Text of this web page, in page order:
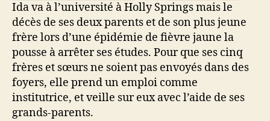
Ida va à l’université à Holly Springs mais le
décès de ses deux parents et de son plus jeune
frère lors d’une épidémie de fièvre jaune la
pousse à arrêter ses études. Pour que ses cinq
frères et sœurs ne soient pas envoyés dans des
foyers, elle prend un emploi comme
institutrice, et veille sur eux avec l’aide de ses
grands-parents.